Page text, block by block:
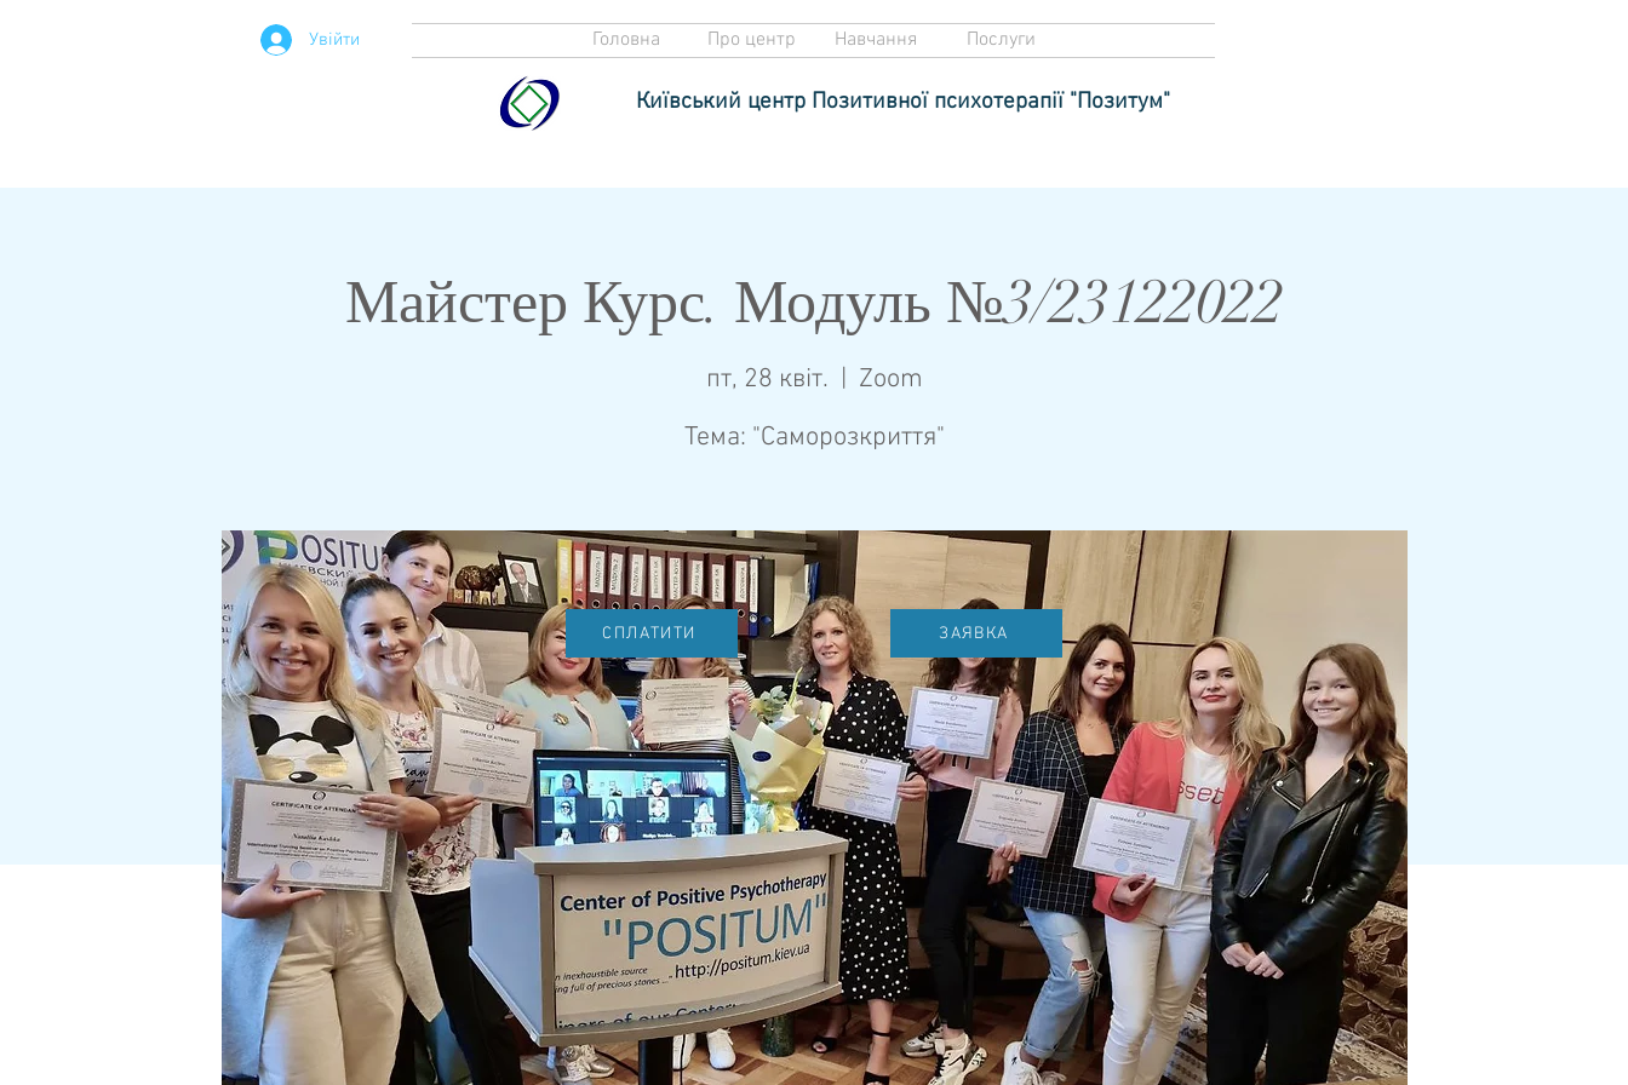
Увійти Головна Про центр Навчання Послуги
Київський центр Позитивної психотерапії "Позитум"
Майстер Курс. Модуль №3/23122022
пт, 28 квіт.
  |
Zoom
Тема: "Саморозкриття"
СПЛАТИТИ ЗАЯВКА